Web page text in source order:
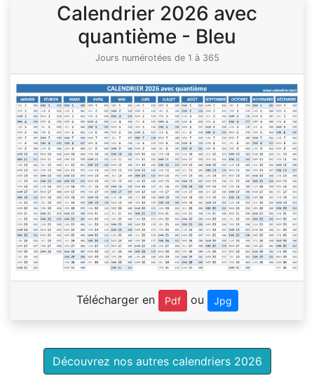
Calendrier 2026 avec
quantième - Bleu
Jours numérotées de 1 à 365
Télécharger en Pdf ou Jpg
Découvrez nos autres calendriers 2026